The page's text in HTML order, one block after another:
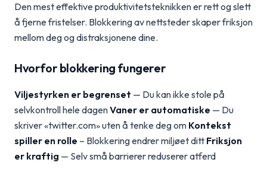
Den mest effektive produktivitetsteknikken er rett og slett
å fjerne fristelser. Blokkering av nettsteder skaper friksjon
mellom deg og distraksjonene dine.
Hvorfor blokkering fungerer
Viljestyrken er begrenset — Du kan ikke stole på
selvkontroll hele dagenVaner er automatiske — Du
skriver «twitter.com» uten å tenke deg om Kontekst
spiller en rolle – Blokkering endrer miljøet ditt Friksjon
er kraftig — Selv små barrierer reduserer atferd